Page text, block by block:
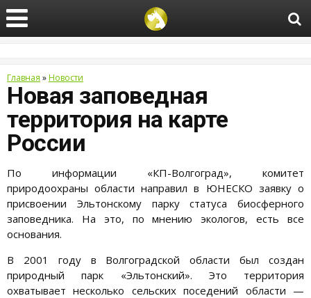
Главная »Новости
Новая заповедная
территория на карте
России
По информации «КП-Волгоград», комитет
природоохраны области направил в ЮНЕСКО заявку о
присвоении Эльтонскому парку статуса биосферного
заповедника. На это, по мнению экологов, есть все
основания.
В 2001 году в Волгоградской области был создан
природный парк «Эльтонский». Это территория
охватывает несколько сельских поседений области —